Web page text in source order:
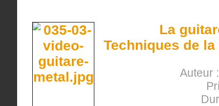
La
Techniques de
Auteur